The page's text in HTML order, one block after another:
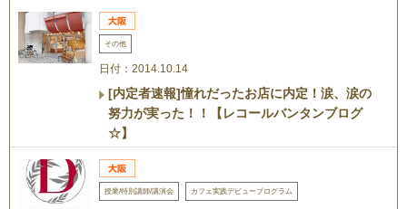
その他
日付：2014.10.14
[内定者速報]憧れだったお店に内定！涙、涙の
努力が実った！！【レコールバンタンブログ
☆】
授業/特別講師/講演会 カフェ実践デビュープログラム